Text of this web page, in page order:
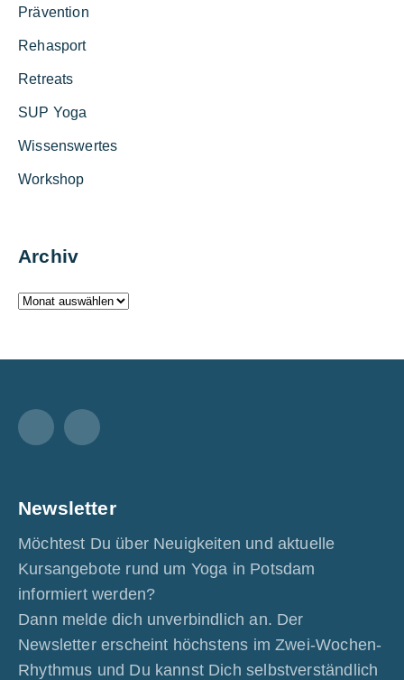
Prävention
Rehasport
Retreats
SUP Yoga
Wissenswertes
Workshop
Archiv
Facebook
Newsletter
Möchtest Du über Neuigkeiten und aktuelle
Kursangebote rund um Yoga in Potsdam
informiert werden?
Dann melde dich unverbindlich an. Der
Newsletter erscheint höchstens im Zwei-Wochen-
Rhythmus und Du kannst Dich selbstverständlich